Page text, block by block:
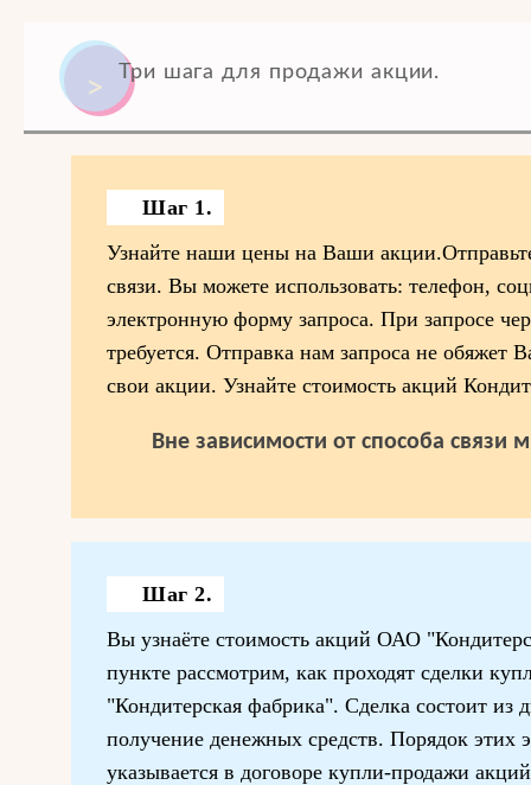
Три шага для продажи акции.
Шаг 1.
Узнайте наши цены на Ваши
связи. Вы можете использовать: телефон,
электронную форму запроса. При запросе
требуется. Отправка нам запроса не обяжет
свои акции. Узнайте стоимость акций
Вне зависимости от способа связи
Шаг 2.
Вы узнаёте стоимость акций ОАО
пункте рассмотрим, как проходят сделки
"Кондитерская фабрика". Сделка состоит из
получение денежных средств. Порядок
указывается в договоре купли-продажи